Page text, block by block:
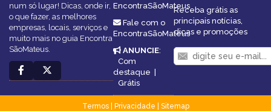
num só lugar! Dicas, onde ir,
o que fazer, as melhores
empresas, locais, serviços e
muito mais no guia Encontra
SãoMateus.
EncontraSãoMateus
Fale com o
EncontraSãoMateus
ANUNCIE:
Com
destaque |
Grátis
Receba grátis as
principais notícias,
dicas e promoções
Termos| Privacidade
Sitemap